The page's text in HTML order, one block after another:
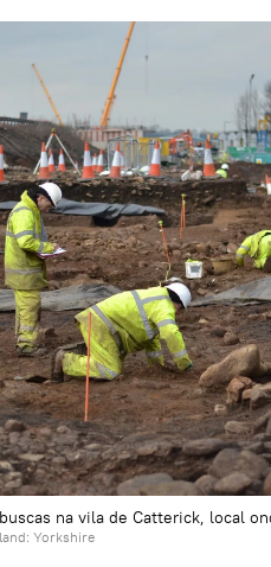
na vila de Catterick, local
Yorkshire